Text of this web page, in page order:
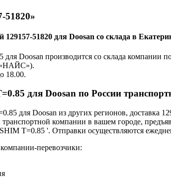
51820»
129157-51820 для Doosan со склада в
Doosan производится со склада компании
«НАЙС»).
18.00.
для Doosan по России
для Doosan из других регионов, доставка
транспортной компании в вашем городе,
T=0.85 '. Отправки осуществляются
перевозчики: